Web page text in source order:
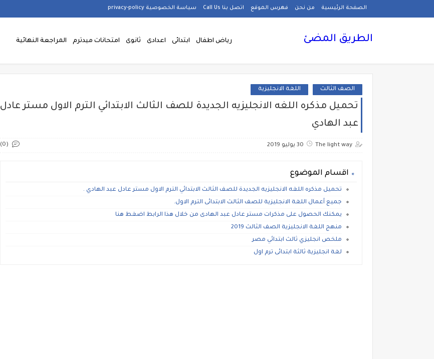
الصفحة الرئيسية من نحن فهرس الموقع اتصل بنا Call Us سياسة الخصوصية privacy-policy
الطريق المضئ رياض اطفال ابتدائى اعدادى ثانوى امتحانات ميدترم المراجعة النهائية
الصف الثالث اللغة الانجليزية
تحميل مذكره اللغه الانجليزيه الجديدة للصف الثالث الابتدائي الترم الاول مستر عادل
عبد الهادي
The light way 30 يوليو 2019 (0)
اقسام الموضوع
تحميل مذكره اللغه الانجليزيه الجديدة للصف الثالث الابتدائي الترم الاول مستر عادل عبد الهادي .
جميع أعمال اللغة الانجليزية للصف الثالث الابتدائى الترم الاول.
يمكنك الحصول على مذكرات مستر عادل عبد الهادى من خلال هذا الرابط اضغط هنا
منهج اللغة الانجليزية الصف الثالث 2019
ملخص انجليزي ثالث ابتدائي مصر
لغة انجليزية ثالثة ابتدائى ترم اول